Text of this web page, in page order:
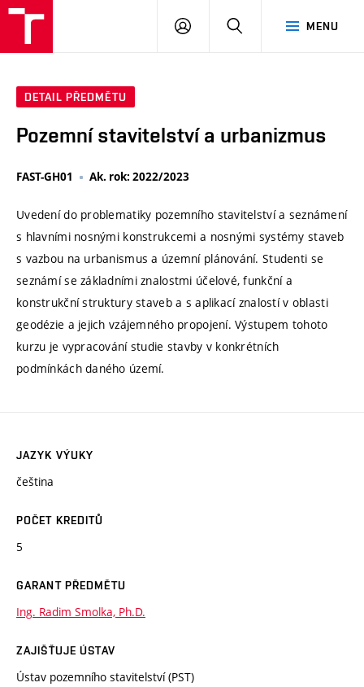
MENU
PŘIHLÁSIT
DETAIL PŘEDMĚTU
Pozemní stavitelství a urbanizmus
FAST-GH01 Ak. rok: 2022/2023
Uvedení do problematiky pozemního stavitelství a seznámení
s hlavními nosnými konstrukcemi a nosnými systémy staveb
s vazbou na urbanismus a územní plánování. Studenti se
seznámí se základními znalostmi účelové, funkční a
konstrukční struktury staveb a s aplikací znalostí v oblasti
geodézie a jejich vzájemného propojení. Výstupem tohoto
kurzu je vypracování studie stavby v konkrétních
podmínkách daného území.
JAZYK VÝUKY
čeština
POČET KREDITŮ
5
GARANT PŘEDMĚTU
Ing. Radim Smolka, Ph.D.
ZAJIŠŤUJE ÚSTAV
Ústav pozemního stavitelství (PST)